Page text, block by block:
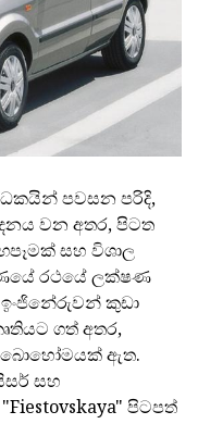
පවසන පරිදි,
වන අතර, පිටත
සහ විශාල
රථයේ ලක්ෂණ
කුඩා
ගත් අතර,
බොහෝමයක් ඇත.
සහ
පිටපත්